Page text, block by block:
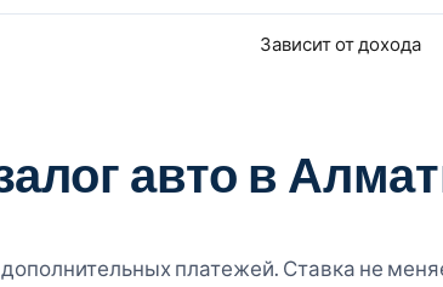
Зависит от дохода
авто в
платежей. Ставка не